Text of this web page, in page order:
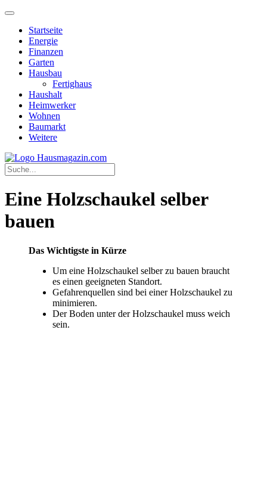
Startseite
Energie
Finanzen
Garten
Hausbau
Fertighaus
Haushalt
Heimwerker
Wohnen
Baumarkt
Weitere
Eine Holzschaukel selber
bauen
Das Wichtigste in Kürze
Um eine Holzschaukel selber zu bauen braucht
es einen geeigneten Standort.
Gefahrenquellen sind bei einer Holzschaukel zu
minimieren.
Der Boden unter der Holzschaukel muss weich
sein.